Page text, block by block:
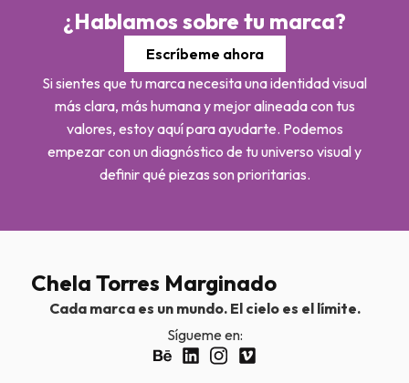
¿Hablamos sobre tu marca?
Escríbeme ahora
Si sientes que tu marca necesita una identidad visual
más clara, más humana y mejor alineada con tus
valores, estoy aquí para ayudarte. Podemos
empezar con un diagnóstico de tu universo visual y
definir qué piezas son prioritarias.
Chela Torres Marginado
Cada marca es un mundo. El cielo es el límite.
Sígueme en: